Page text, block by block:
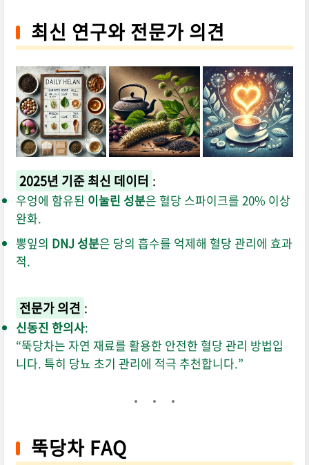
최신 연구와 전문가 의견
2025년 기준 최신 데이터 :
우엉에 함유된 이눌린 성분은 혈당 스파이크를 20% 이상
완화.
뽕잎의 DNJ 성분은 당의 흡수를 억제해 혈당 관리에 효과
적.
전문가 의견 :
신동진 한의사:
“뚝당차는 자연 재료를 활용한 안전한 혈당 관리 방법입
니다. 특히 당뇨 초기 관리에 적극 추천합니다.”
뚝당차 FAQ